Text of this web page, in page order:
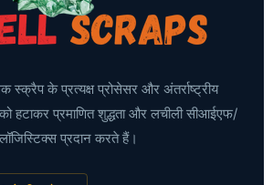
स्क्रैप के प्रत्यक्ष प्रोसेसर और अंतर्राष्ट्रीय
को हटाकर प्रमाणित शुद्धता और लचीली सीआईएफ/
प्रदान करते हैं।